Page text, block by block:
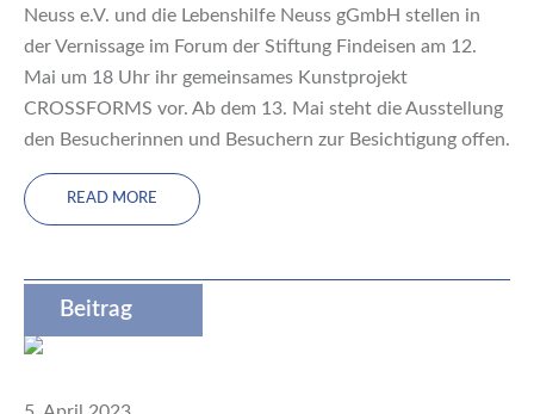
Neuss e.V. und die Lebenshilfe Neuss gGmbH stellen in
der Vernissage im Forum der Stiftung Findeisen am 12.
Mai um 18 Uhr ihr gemeinsames Kunstprojekt
CROSSFORMS vor. Ab dem 13. Mai steht die Ausstellung
den Besucherinnen und Besuchern zur Besichtigung offen.
READ MORE
Beitrag